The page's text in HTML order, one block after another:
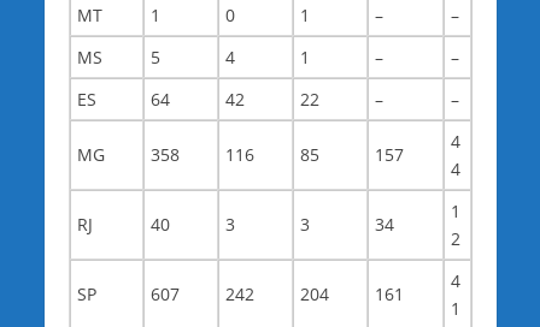
MT
1 0 1 –
–
MS
5 4 1 –
–
ES
64 42 22 – –
MG 358 116 85 157
4
4
RJ 40 3 3 34
1
2
SP 607 242 204 161
4
1